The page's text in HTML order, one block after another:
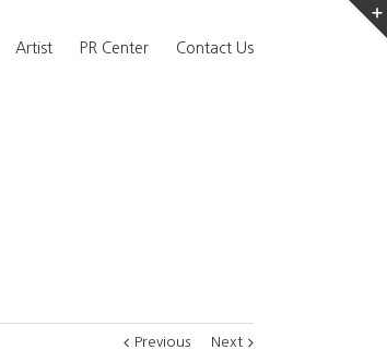
Artist PR Center Contact Us
Previous Next